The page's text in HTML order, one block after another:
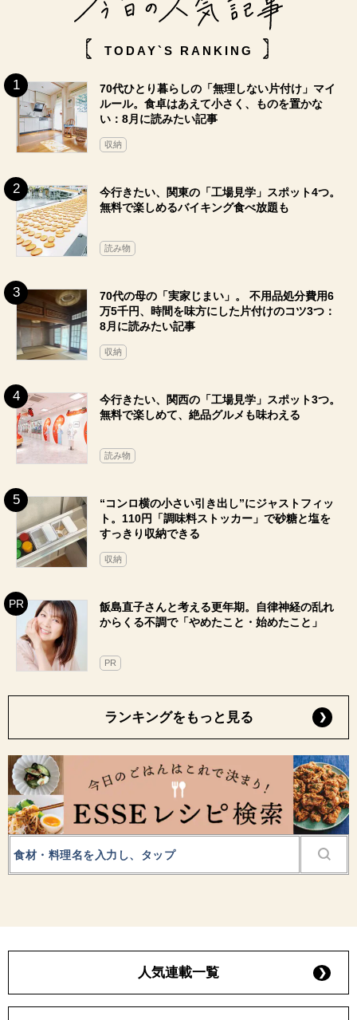
TODAY`S RANKING
70代ひとり暮らしの「無理しない片付け」マイ
ルール。食卓はあえて小さく、ものを置かな
い：8月に読みたい記事
収納
今行きたい、関東の「工場見学」スポット4つ。
無料で楽しめるバイキング食べ放題も
読み物
70代の母の「実家じまい」。 不用品処分費用6
万5千円、時間を味方にした片付けのコツ3つ：
8月に読みたい記事
収納
今行きたい、関西の「工場見学」スポット3つ。
無料で楽しめて、絶品グルメも味わえる
読み物
“コンロ横の小さい引き出し”にジャストフィッ
ト。110円「調味料ストッカー」で砂糖と塩を
すっきり収納できる
収納
飯島直子さんと考える更年期。自律神経の乱れ
からくる不調で「やめたこと・始めたこと」
PR
ランキングをもっと見る
人気連載一覧